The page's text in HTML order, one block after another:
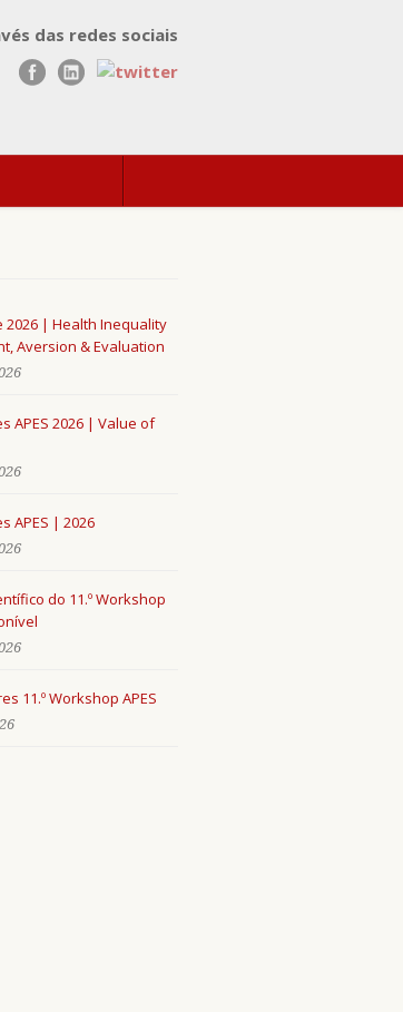
das redes sociais
2026 | Health Inequality
Aversion & Evaluation
APES 2026 | Value of
APES | 2026
do 11.º Workshop
11.º Workshop APES